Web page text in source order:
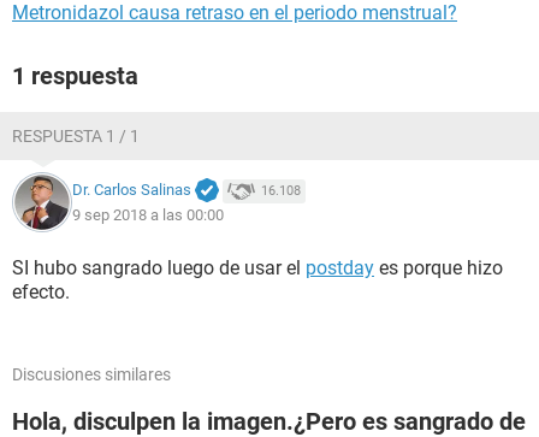
Metronidazol causa retraso en el periodo menstrual?
1 respuesta
RESPUESTA 1 / 1
Dr. Carlos Salinas 16.108
9 sep 2018 a las 00:00
SI hubo sangrado luego de usar el postday es porque hizo
efecto.
Discusiones similares
Hola, disculpen la imagen.¿Pero es sangrado de